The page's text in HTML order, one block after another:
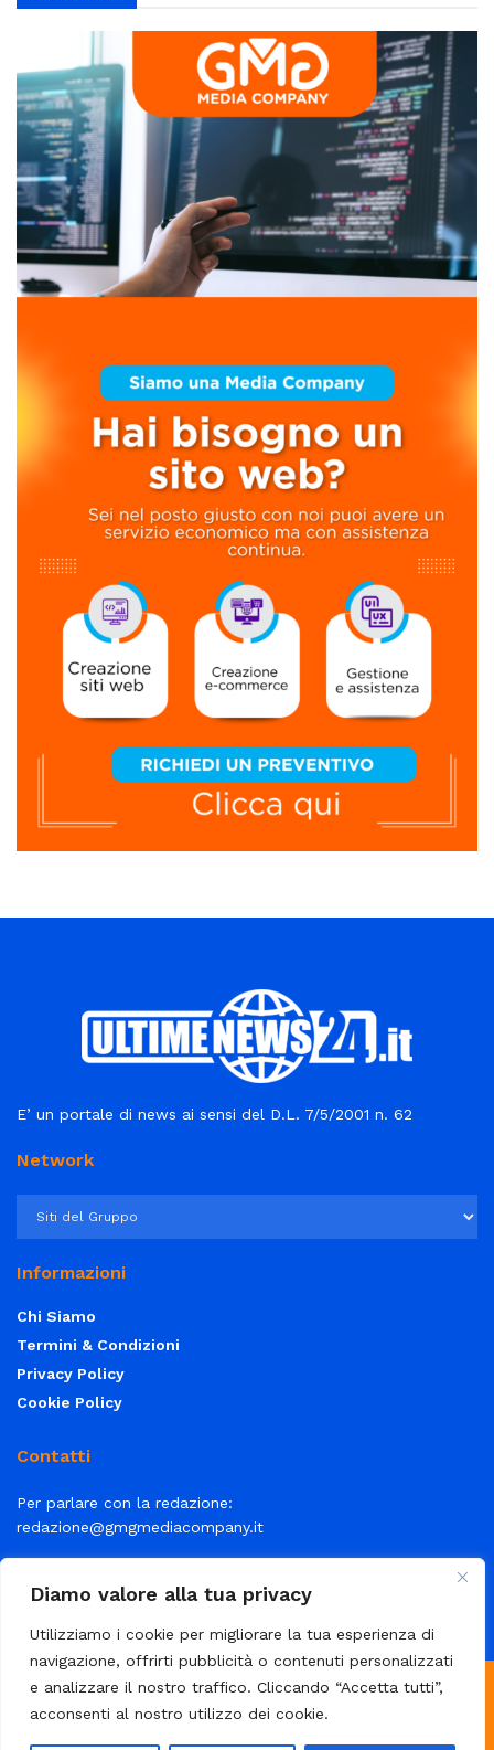
Diamo valore alla tua privacy
Utilizziamo i cookie per migliorare la tua esperienza di
navigazione, offrirti pubblicità o contenuti personalizzati
e analizzare il nostro traffico. Cliccando “Accetta tutti”,
acconsenti al nostro utilizzo dei cookie.
E’ un portale di news ai sensi del D.L. 7/5/2001 n. 62
Network
Informazioni
Chi Siamo
Termini & Condizioni
Privacy Policy
Cookie Policy
Contatti
Per parlare con la redazione:
redazione@gmgmediacompany.it